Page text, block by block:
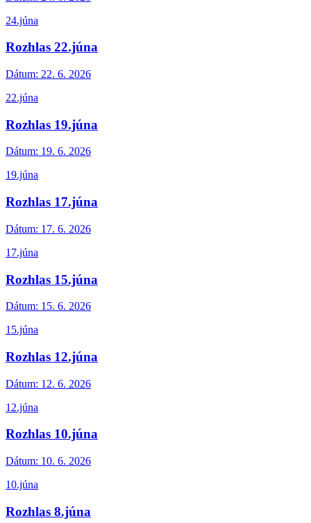
24.júna
Rozhlas 22.júna
Dátum: 22. 6. 2026
22.júna
Rozhlas 19.júna
Dátum: 19. 6. 2026
19.júna
Rozhlas 17.júna
Dátum: 17. 6. 2026
17.júna
Rozhlas 15.júna
Dátum: 15. 6. 2026
15.júna
Rozhlas 12.júna
Dátum: 12. 6. 2026
12.júna
Rozhlas 10.júna
Dátum: 10. 6. 2026
10.júna
Rozhlas 8.júna